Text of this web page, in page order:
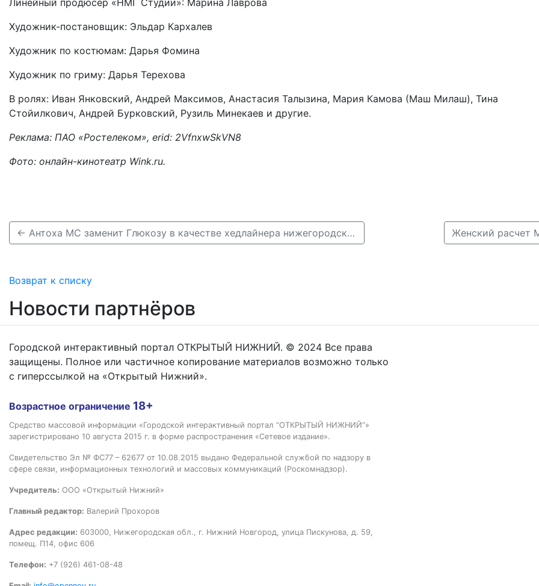
Художник-постановщик: Эльдар Кархалев
Художник по костюмам: Дарья Фомина
Художник по гриму: Дарья Терехова
В ролях: Иван Янковский, Андрей Максимов, Анастасия Талызина, Мария Камова (Маш Милаш), Тина
Стойилкович, Андрей Бурковский, Рузиль Минекаев и другие.
Реклама: ПАО «Ростелеком», erid: 2VfnxwSkVN8
Фото: онлайн-кинотеатр Wink.ru.
← Антоха MC заменит Глюкозу в качестве хедлайнера нижегородского INTERVALS
Возврат к списку
Новости партнёров
Городской интерактивный портал ОТКРЫТЫЙ НИЖНИЙ. © 2024 Все права
защищены. Полное или частичное копирование материалов возможно только
с гиперссылкой на «Открытый Нижний».
Возрастное ограничение 18+
Средство массовой информации «Городской интерактивный портал “ОТКРЫТЫЙ НИЖНИЙ”»
зарегистрировано 10 августа 2015 г. в форме распространения «Сетевое издание».
Свидетельство Эл № ФС77 – 62677 от 10.08.2015 выдано Федеральной службой по надзору в
сфере связи, информационных технологий и массовых коммуникаций (Роскомнадзор).
Учредитель: ООО «Открытый Нижний»
Главный редактор: Валерий Прохоров
Адрес редакции: 603000, Нижегородская обл., г. Нижний Новгород, улица Пискунова, д. 59,
помещ. П14, офис 606
Телефон: +7 (926) 461-08-48